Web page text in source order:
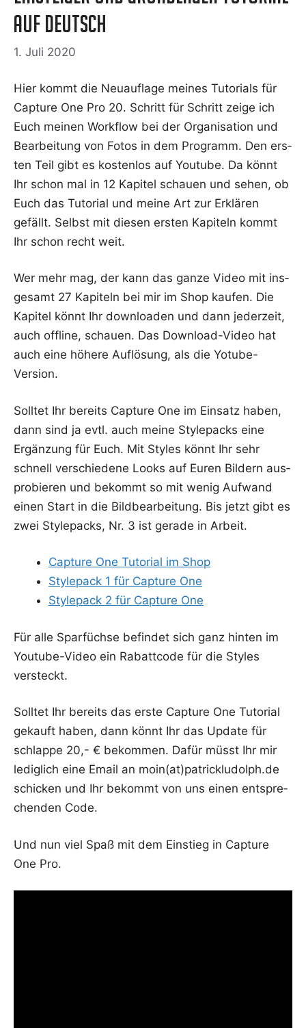
auf Deutsch
1. Juli 2020
Hier kommt die Neu­auf­la­ge mei­nes Tuto­ri­als für
Cap­tu­re One Pro 20. Schritt für Schritt zei­ge ich
Euch mei­nen Work­flow bei der Orga­ni­sa­ti­on und
Bear­bei­tung von Fotos in dem Pro­gramm. Den ers­
ten Teil gibt es kos­ten­los auf You­tube. Da könnt
Ihr schon mal in 12 Kapi­tel schau­en und sehen, ob
Euch das Tuto­ri­al und mei­ne Art zur Erklä­ren
gefällt. Selbst mit die­sen ers­ten Kapi­teln kommt
Ihr schon recht weit.
Wer mehr mag, der kann das gan­ze Video mit ins­
ge­samt 27 Kapi­teln bei mir im Shop kau­fen. Die
Kapi­tel könnt Ihr down­loa­den und dann jeder­zeit,
auch off­line, schau­en. Das Down­load-Video hat
auch eine höhe­re Auf­lö­sung, als die Yotube-
Version.
Soll­tet Ihr bereits Cap­tu­re One im Ein­satz haben,
dann sind ja evtl. auch mei­ne Sty­le­packs eine
Ergän­zung für Euch. Mit Styl­es könnt Ihr sehr
schnell ver­schie­de­ne Looks auf Euren Bil­dern aus­
pro­bie­ren und bekommt so mit wenig Auf­wand
einen Start in die Bild­be­ar­bei­tung. Bis jetzt gibt es
zwei Sty­le­packs, Nr. 3 ist gera­de in Arbeit.
Cap­tu­re One Tuto­ri­al im Shop
Sty­le­pack 1 für Cap­tu­re One
Sty­le­pack 2 für Cap­tu­re One
Für alle Spar­füch­se befin­det sich ganz hin­ten im
You­tube-Video ein Rabatt­code für die Styl­es
versteckt.
Soll­tet Ihr bereits das ers­te Cap­tu­re One Tuto­ri­al
gekauft haben, dann könnt Ihr das Update für
schlap­pe 20,- € bekom­men. Dafür müsst Ihr mir
ledig­lich eine Email an moin(at)patrickludolph.de
schi­cken und Ihr bekommt von uns einen ent­spre­
chen­den Code.
Und nun viel Spaß mit dem Ein­stieg in Cap­tu­re
One Pro.